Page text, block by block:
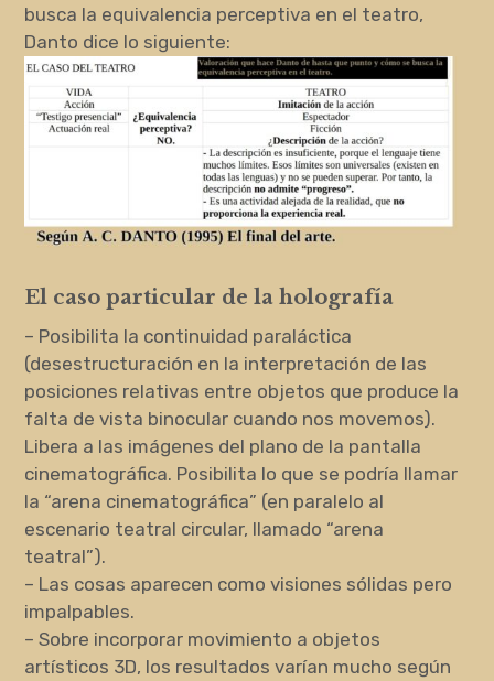
busca la equivalencia perceptiva en el teatro,
Danto dice lo siguiente:
El caso particular de la holografía
– Posibilita la continuidad paraláctica
(desestructuración en la interpretación de las
posiciones relativas entre objetos que produce la
falta de vista binocular cuando nos movemos).
Libera a las imágenes del plano de la pantalla
cinematográfica. Posibilita lo que se podría llamar
la “arena cinematográfica” (en paralelo al
escenario teatral circular, llamado “arena
teatral”).
– Las cosas aparecen como visiones sólidas pero
impalpables.
– Sobre incorporar movimiento a objetos
artísticos 3D, los resultados varían mucho según